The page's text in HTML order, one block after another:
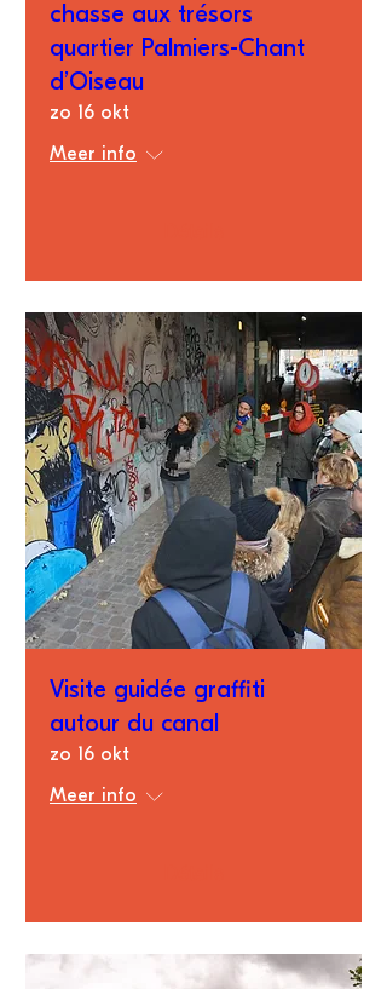
chasse aux trésors
quartier Palmiers-Chant
d’Oiseau
zo 16 okt
Meer info
Visite guidée graffiti
autour du canal
zo 16 okt
Meer info